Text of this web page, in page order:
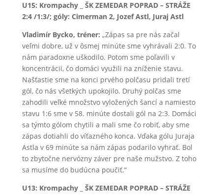
U15: Krompachy _ ŠK ZEMEDAR POPRAD – STRÁŽE
2:4 /1:3/; góly: Cimerman 2, Jozef Astl, Juraj Astl
Vladimír Bycko, tréner: „Zápas sa pre nás začal
veľmi dobre, už v ôsmej minúte sme vyhrávali 2:0. To
nám paradoxne uškodilo. Potom sme poľavili v
koncentrácii, čo domáci využili na zníženie stavu.
Našťastie sme na konci prvého polčasu pridali tretí
gól, čo nás všetkých upokojilo. Druhý polčas sme
zahodili veľké množstvo vyložených šancí a namiesto
stavu 1:6 sme v 58. minúte dostali gól na 2:3. Domáci
sa týmto gólom chytili a mali sme čo robiť, aby sme
zápas dotiahli do víťazného konca. Vďaka gólu Juraja
Astla v 69 minúte sa nám zápas podarilo vyhrať. Bol
to zbytočne nervózny záver pre naše mužstvo. Z toho
sa musíme do budúcna poučiť.“
U13: Krompachy _ ŠK ZEMEDAR POPRAD – STRÁŽE